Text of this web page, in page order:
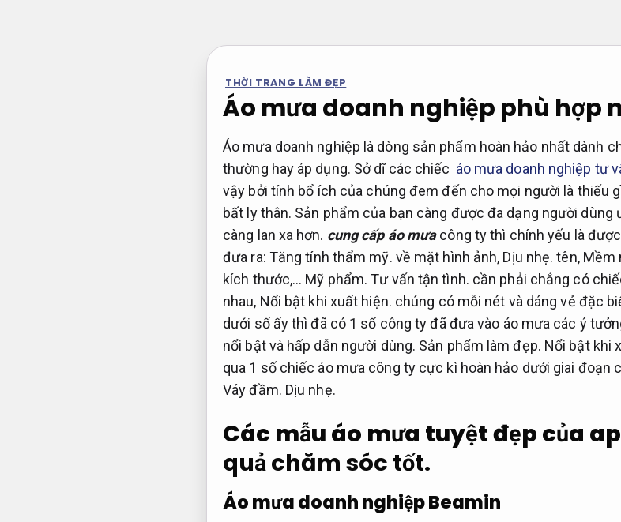
THỜI TRANG LÀM ĐẸP
Áo mưa doanh nghiệp phù hợp
Áo mưa doanh nghiệp là dòng sản phẩm hoàn hảo nhất dành
thường hay áp dụng. Sở dĩ các chiếc áo mưa doanh nghiệp tư
vậy bởi tính bổ ích của chúng đem đến cho mọi người là thiếu
bất ly thân. Sản phẩm của bạn càng được đa dạng người dùng
càng lan xa hơn. cung cấp áo mưacông ty thì chính yếu là
đưa ra: Tăng tính thẩm mỹ. về mặt hình ảnh, Dịu nhẹ. tên, Mềm
kích thước,… Mỹ phẩm. Tư vấn tận tình. cần phải chẳng có
nhau, Nổi bật khi xuất hiện. chúng có mỗi nét và dáng vẻ đặc
dưới số ấy thì đã có 1 số công ty đã đưa vào áo mưa các ý
nổi bật và hấp dẫn người dùng. Sản phẩm làm đẹp. Nổi bật khi
qua 1 số chiếc áo mưa công ty cực kì hoàn hảo dưới giai đoạn
Váy đầm. Dịu nhẹ.
Các mẫu áo mưa tuyệt đẹp của
quả chăm sóc tốt.
Áo mưa doanh nghiệp Beamin